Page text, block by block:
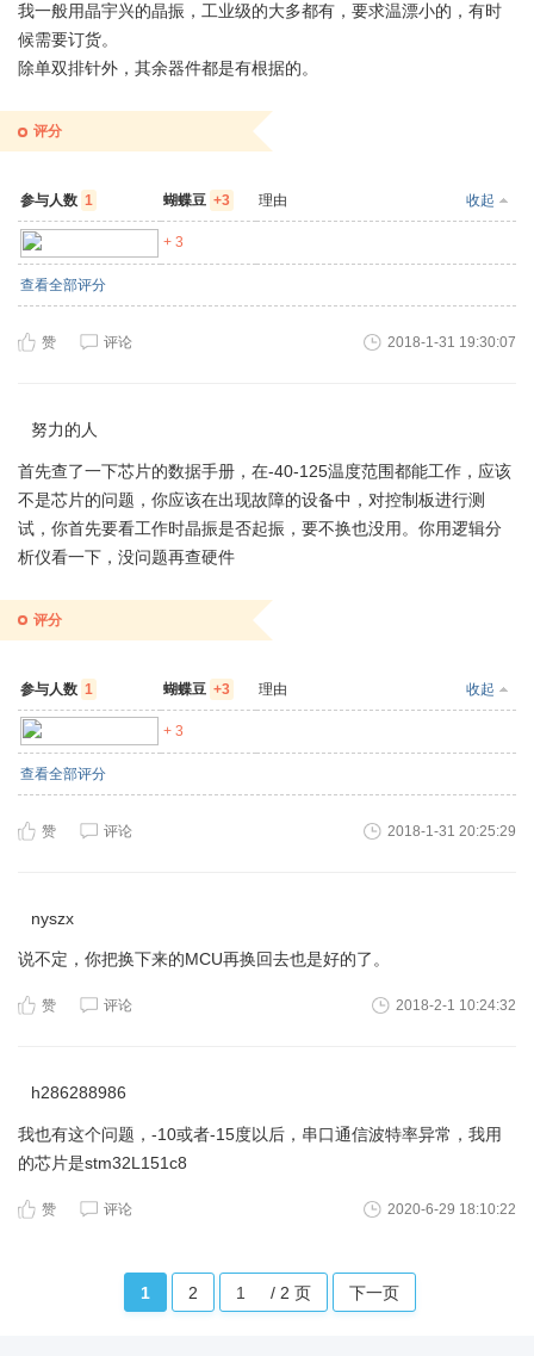
我一般用晶宇兴的晶振，工业级的大多都有，要求温漂小的，有时
候需要订货。
除单双排针外，其余器件都是有根据的。
评分
参与人数 1 蝴蝶豆 +3 收起
理由
zero99
+ 3
查看全部评分
赞 评论 2018-1-31 19:30:07
努力的人
首先查了一下芯片的数据手册，在-40-125温度范围都能工作，应该
不是芯片的问题，你应该在出现故障的设备中，对控制板进行测
试，你首先要看工作时晶振是否起振，要不换也没用。你用逻辑分
析仪看一下，没问题再查硬件
评分
参与人数 1 蝴蝶豆 +3 收起
理由
zero99
+ 3
查看全部评分
赞 评论 2018-1-31 20:25:29
nyszx
说不定，你把换下来的MCU再换回去也是好的了。
赞 评论 2018-2-1 10:24:32
h286288986
我也有这个问题，-10或者-15度以后，串口通信波特率异常，我用
的芯片是stm32L151c8
赞 评论 2020-6-29 18:10:22
1 2 / 2 页 下一页